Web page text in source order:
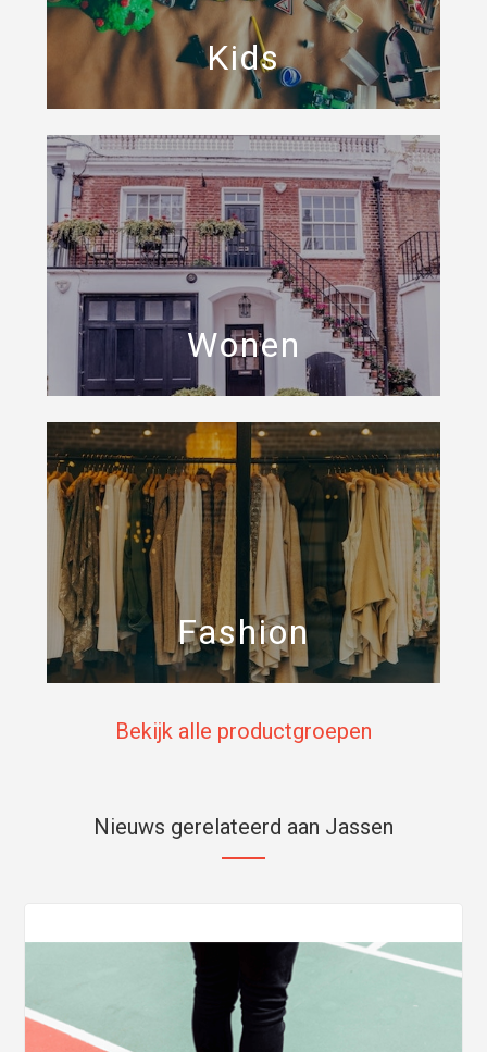
Kids
Wonen
Fashion
Bekijk alle productgroepen
Nieuws gerelateerd aan Jassen